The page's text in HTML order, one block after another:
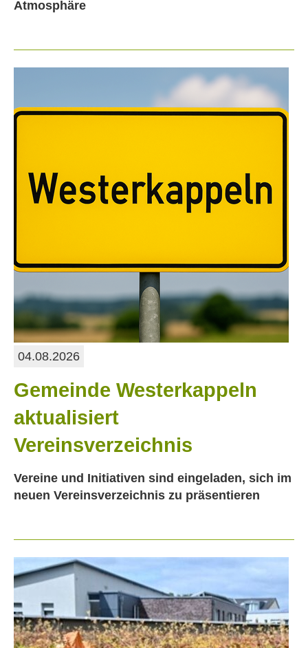
Atmosphäre
04.08.2026
Gemeinde Westerkappeln
aktualisiert
Vereinsverzeichnis
Vereine und Initiativen sind eingeladen, sich im
neuen Vereinsverzeichnis zu präsentieren